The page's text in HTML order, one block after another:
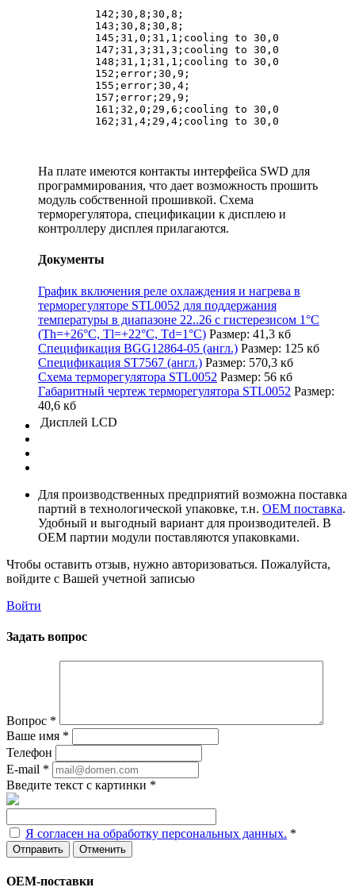
На плате имеются контакты интерфейса SWD для
программирования, что дает возможность прошить
модуль собственной прошивкой. Схема
терморегулятора, спецификации к дисплею и
контроллеру дисплея прилагаются.
Документы
График включения реле охлаждения и нагрева в
терморегуляторе STL0052 для поддержания
температуры в диапазоне 22..26 с гистерезисом 1°C
(Th=+26°C, Tl=+22°C, Td=1°C) Размер: 41,3 кб
Спецификация BGG12864-05 (англ.) Размер: 125 кб
Спецификация ST7567 (англ.) Размер: 570,3 кб
Схема терморегулятора STL0052 Размер: 56 кб
Габаритный чертеж терморегулятора STL0052 Размер:
40,6 кб
Дисплей LCD
Для производственных предприятий возможна поставка
партий в технологической упаковке, т.н. OEM поставка.
Удобный и выгодный вариант для производителей. В
OEM партии модули поставляются упаковками.
Чтобы оставить отзыв, нужно авторизоваться. Пожалуйста,
войдите с Вашей учетной записью
Войти
Задать вопрос
Вопрос *
Ваше имя *
Телефон
E-mail *
Введите текст с картинки *
Я согласен на обработку персональных данных. *
Отменить
ОЕМ-поставки